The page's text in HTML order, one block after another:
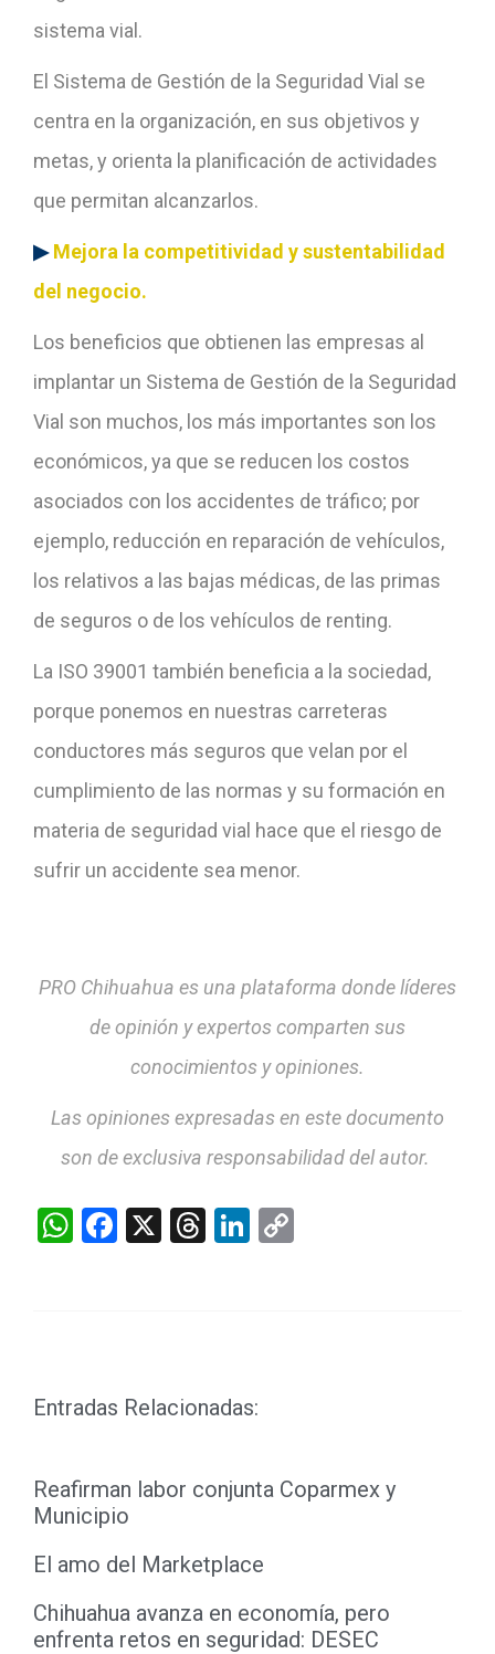
sistema vial.
El Sistema de Gestión de la Seguridad Vial se
centra en la organización, en sus objetivos y
metas, y orienta la planificación de actividades
que permitan alcanzarlos.
▶Mejora la competitividad y sustentabilidad
del negocio.
Los beneficios que obtienen las empresas al
implantar un Sistema de Gestión de la Seguridad
Vial son muchos, los más importantes son los
económicos, ya que se reducen los costos
asociados con los accidentes de tráfico; por
ejemplo, reducción en reparación de vehículos,
los relativos a las bajas médicas, de las primas
de seguros o de los vehículos de renting.
La ISO 39001 también beneficia a la sociedad,
porque ponemos en nuestras carreteras
conductores más seguros que velan por el
cumplimiento de las normas y su formación en
materia de seguridad vial hace que el riesgo de
sufrir un accidente sea menor.
PRO Chihuahua es una plataforma donde líderes
de opinión y expertos comparten sus
conocimientos y opiniones.
Las opiniones expresadas en este documento
son de exclusiva responsabilidad del autor.
WhatsApp
Facebook
X Threads
LinkedIn
Entradas Relacionadas:
Reafirman labor conjunta Coparmex y
Municipio
El amo del Marketplace
Chihuahua avanza en economía, pero
enfrenta retos en seguridad: DESEC